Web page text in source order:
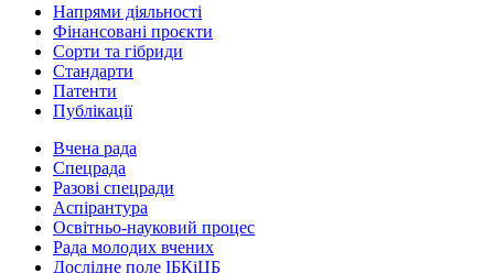
Напрями діяльності
Фінансовані проєкти
Сорти та гібриди
Стандарти
Патенти
Публікації
Вчена рада
Спецрада
Разові спецради
Аспірантура
Освітньо-науковий процес
Рада молодих вчених
Дослідне поле ІБКіЦБ